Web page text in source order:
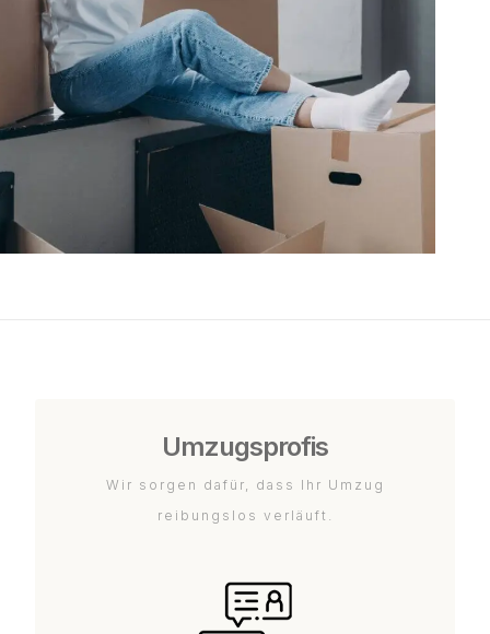
Umzugsprofis
Wir sorgen dafür, dass Ihr Umzug
reibungslos verläuft.